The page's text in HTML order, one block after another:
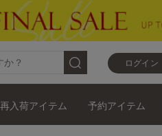
ログイン
再入荷アイテム 予約アイテム